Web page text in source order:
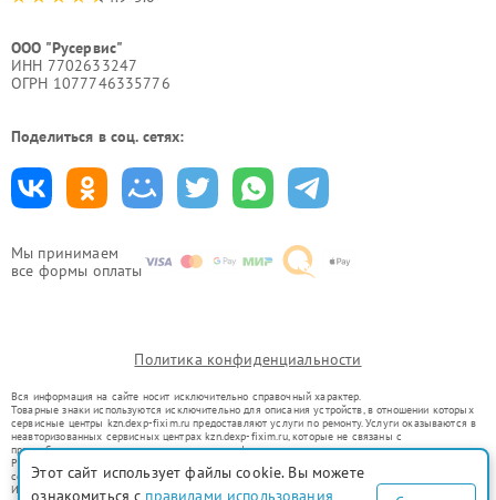
Мы принимаем
все формы оплаты
ООО "Русервис"
ИНН 7702633247
ОГРН 1077746335776
Поделиться в соц. сетях:
Политика конфиденциальности
Вся информация на сайте носит исключительно справочный характер.
Товарные знаки используются исключительно для описания устройств, в отношении которых
сервисные центры kzn.dexp-fixim.ru предоставляют услуги по ремонту. Услуги оказываются в
неавторизованных сервисных центрах kzn.dexp-fixim.ru, которые не связаны с
правообладателями товарных знаков или их официальными представителями.
Ремонт осуществляется для устройств, уже введенных в гражданский оборот в соответствии
со статьей 1487 ГК РФ.
Использование товарных знаков не преследует цели индивидуализации услуг или введения
Этот сайт использует файлы cookie. Вы можете
ознакомиться с правилами использования